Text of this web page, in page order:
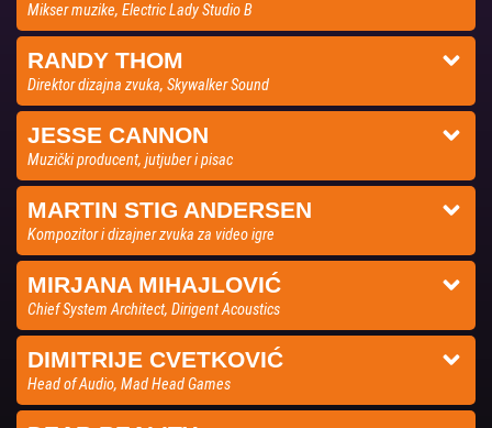
Mikser muzike, Electric Lady Studio B
RANDY THOM
Direktor dizajna zvuka, Skywalker Sound
JESSE CANNON
Muzički producent, jutjuber i pisac
MARTIN STIG ANDERSEN
Kompozitor i dizajner zvuka za video igre
MIRJANA MIHAJLOVIĆ
Chief System Architect, Dirigent Acoustics
DIMITRIJE CVETKOVIĆ
Head of Audio, Mad Head Games